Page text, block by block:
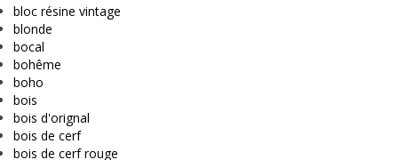
bloc résine vintage
blonde
bocal
bohême
boho
bois
bois d'orignal
bois de cerf
bois de cerf rouge